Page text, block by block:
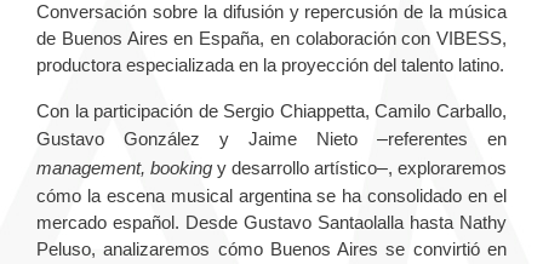
Conversación sobre la difusión y repercusión de la música
de Buenos Aires en España, en colaboración con VIBESS,
productora especializada en la proyección del talento latino.
Con la participación de Sergio Chiappetta, Camilo Carballo,
Gustavo González y Jaime Nieto –referentes en
management, booking y desarrollo artístico–, exploraremos
cómo la escena musical argentina se ha consolidado en el
mercado español. Desde Gustavo Santaolalla hasta Nathy
Peluso, analizaremos cómo Buenos Aires se convirtió en